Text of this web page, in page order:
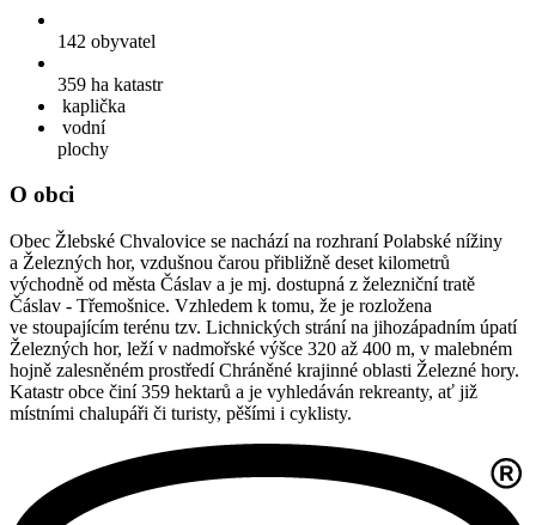
142 obyvatel
359 ha katastr
kaplička
vodní
plochy
O obci
Obec Žlebské Chvalovice se nachází na rozhraní Polabské nížiny
a Železných hor, vzdušnou čarou přibližně deset kilometrů
východně od města Čáslav a je mj. dostupná z železniční tratě
Čáslav - Třemošnice. Vzhledem k tomu, že je rozložena
ve stoupajícím terénu tzv. Lichnických strání na jihozápadním úpatí
Železných hor, leží v nadmořské výšce 320 až 400 m, v malebném
hojně zalesněném prostředí Chráněné krajinné oblasti Železné hory.
Katastr obce činí 359 hektarů a je vyhledáván rekreanty, ať již
místními chalupáři či turisty, pěšími i cyklisty.